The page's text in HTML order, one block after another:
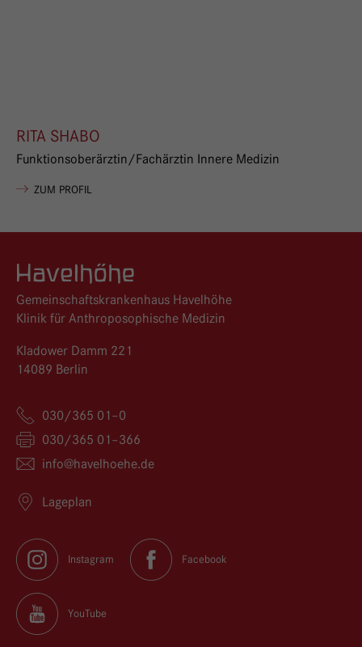
RITA SHABO
Funktionsoberärztin/Fachärztin Innere Medizin
ZUM PROFIL
Logo GKH Havelhöhe
Gemeinschaftskrankenhaus Havelhöhe
Klinik für Anthroposophische Medizin
Kladower Damm 221
14089 Berlin
030/365 01–0
030/365 01–366
info@havelhoehe.de
Lageplan
Instagram Facebook
YouTube